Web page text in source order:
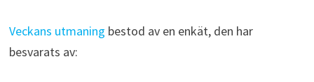
Veckans utmaning bestod av en enkät, den har
besvarats av: